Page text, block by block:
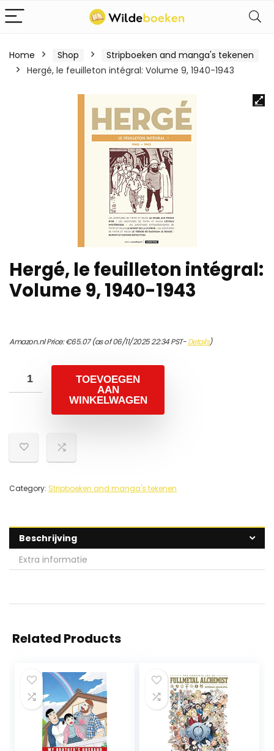
Home Shop
Stripboeken and manga's tekenen
Hergé, le feuilleton intégral: Volume 9, 1940-1943
Hergé, le feuilleton intégral:
Volume 9, 1940-1943
Amazon.nl Price:€65.07(as of 06/11/2025 22:34 PST-Details)
TOEVOEGEN
AAN
WINKELWAGEN
Category: Stripboeken and manga's tekenen
Beschrijving
Extra informatie
Related Products